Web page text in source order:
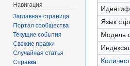
Язык
Модель
Навигация
Заглавная страница
Портал сообщества
Текущие события
Свежие правки
Случайная статья
Справка